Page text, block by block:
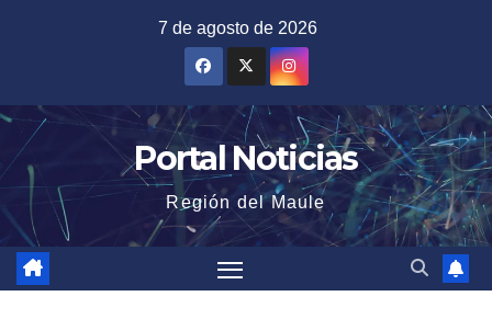
7 de agosto de 2026
Portal Noticias
Región del Maule